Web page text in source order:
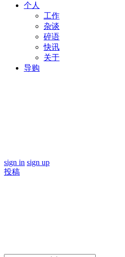
个人
工作
杂谈
碎语
快讯
关于
导购
sign in sign up
投稿